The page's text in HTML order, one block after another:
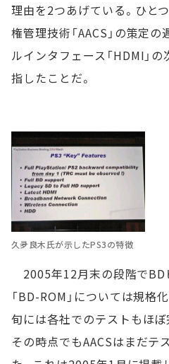
理由を2つあげている。ひと
権管理技術「AACS」の策定
ルインタフェース「HDMI」
指したことだ。
久夛良木氏が示したPS3の特徴
2005年12月末の段階でBD
「BD-ROM」については規格
旬には各社でのテストもほぼ
その時点でもAACSはまだテ